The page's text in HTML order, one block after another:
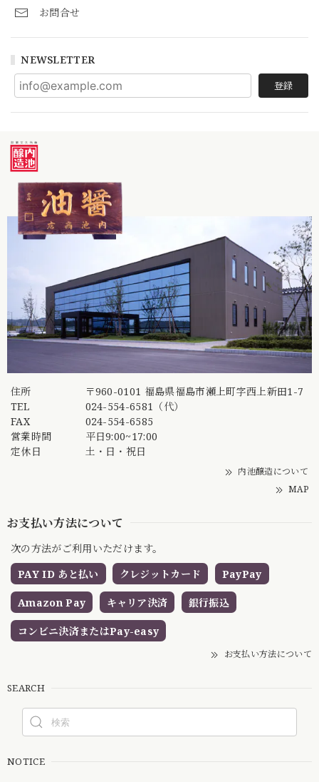
お問合せ
NEWSLETTER
登録
住所
〒960-0101 福島県福島市瀬上町字西上新田1-7
TEL
024-554-6581（代）
FAX
024-554-6585
営業時間
平日9:00~17:00
定休日
土・日・祝日
内池醸造について
MAP
お支払い方法について
次の方法がご利用いただけます。
PAY ID あと払い
クレジットカード PayPay
Amazon Pay キャリア決済 銀行振込
コンビニ決済またはPay-easy
お支払い方法について
SEARCH
NOTICE